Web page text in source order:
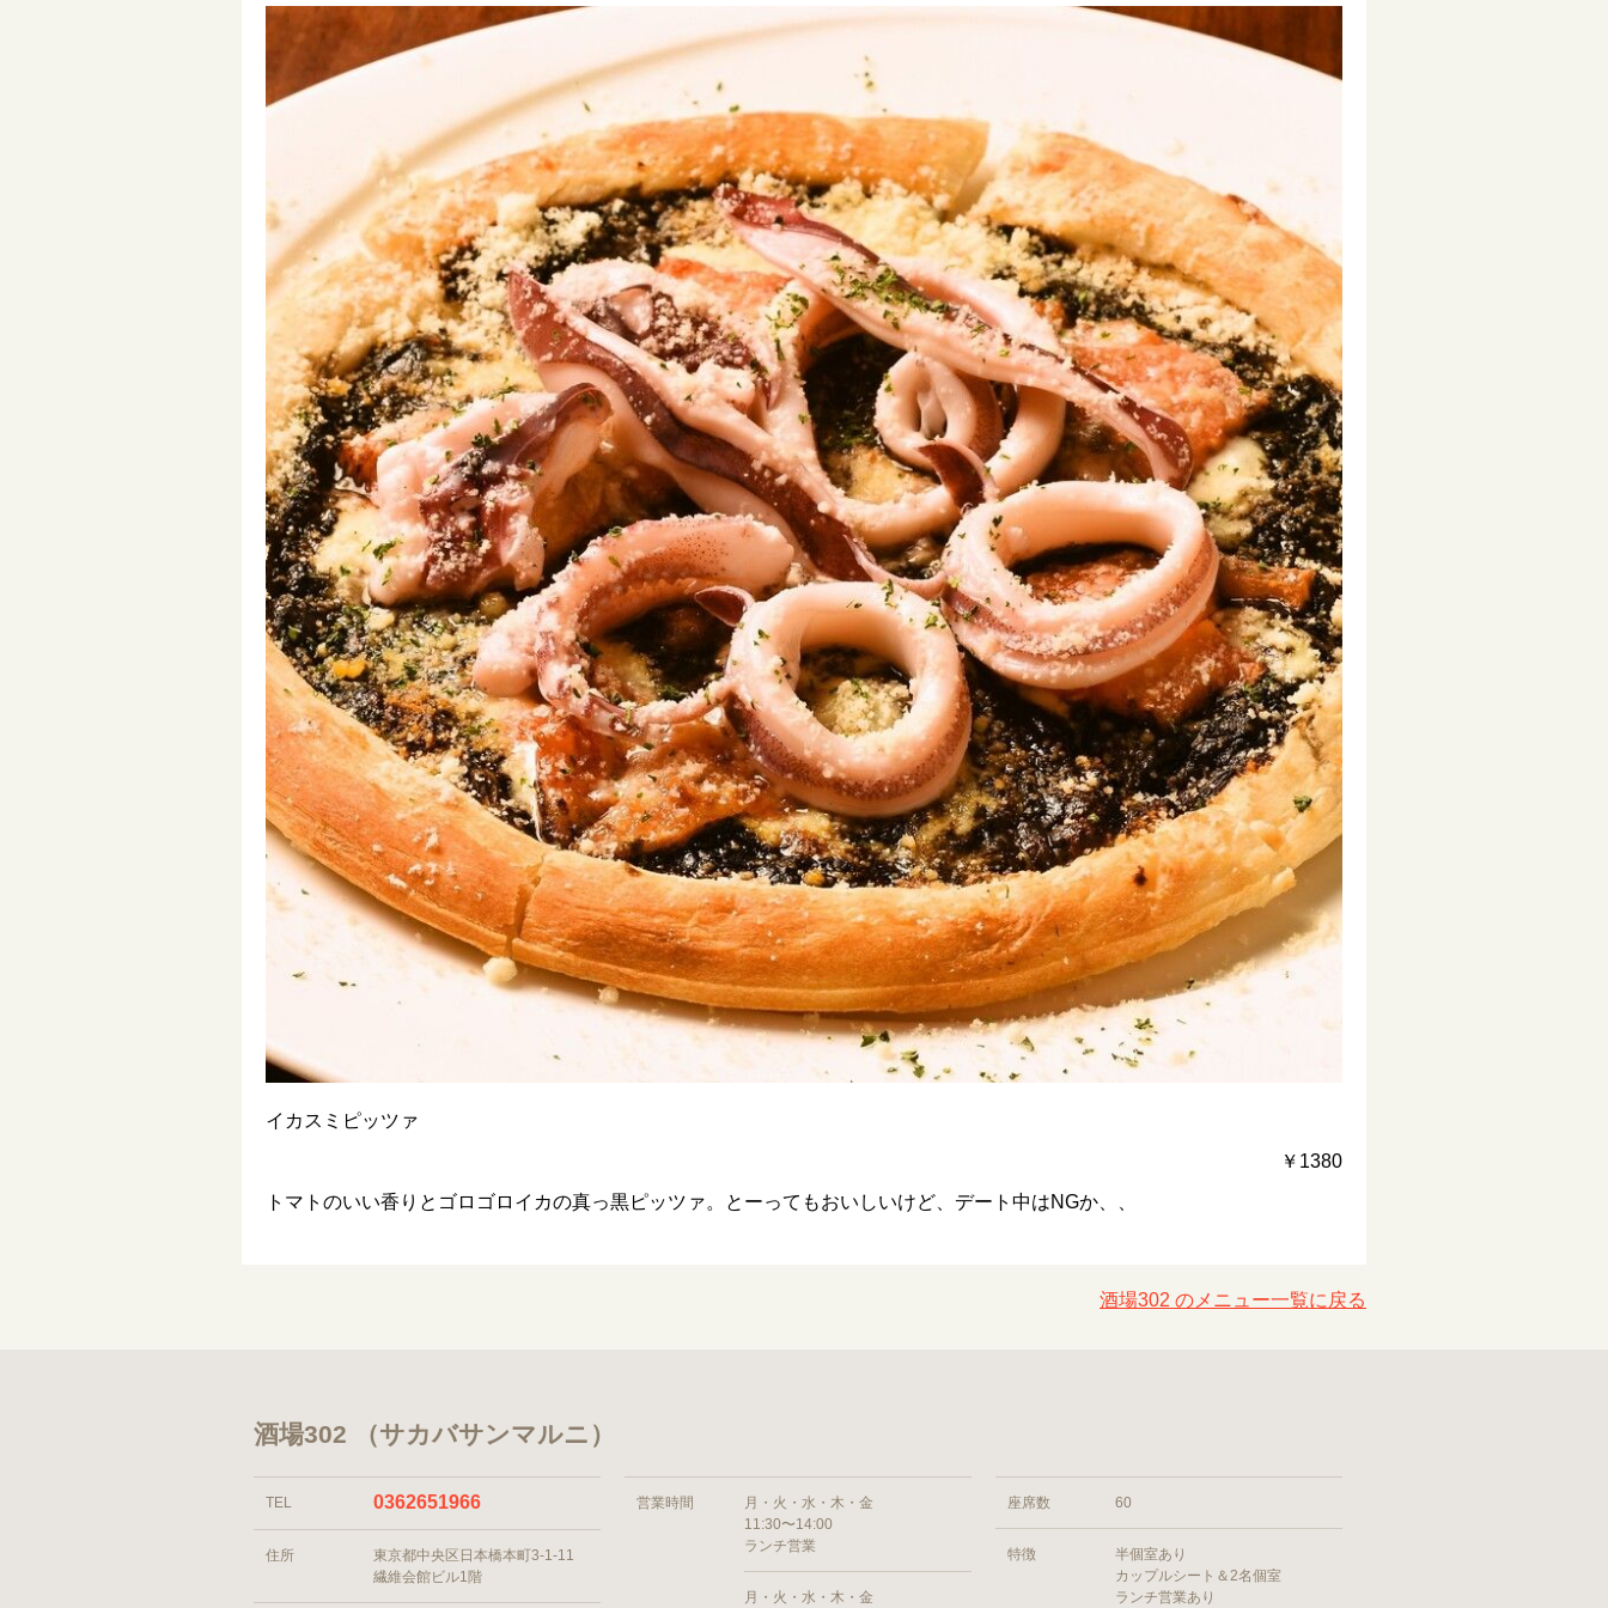
イカスミピッツァ
￥1380
トマトのいい香りとゴロゴロイカの真っ黒ピッツァ。とーってもおいしいけど、デート中はNGか、、
酒場302 のメニュー一覧に戻る
酒場302 （サカバサンマルニ）
TEL 0362651966
住所
東京都中央区日本橋本町3-1-11
繊維会館ビル1階
営業時間
月・火・水・木・金
11:30〜14:00
ランチ営業
月・火・水・木・金
座席数 60
特徴
半個室あり
カップルシート＆2名個室
ランチ営業あり